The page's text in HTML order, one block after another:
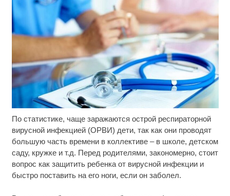
По статистике, чаще заражаются острой респираторной
вирусной инфекцией (ОРВИ) дети, так как они проводят
большую часть времени в коллективе – в школе, детском
саду, кружке и т.д. Перед родителями, закономерно, стоит
вопрос как защитить ребенка от вирусной инфекции и
быстро поставить на его ноги, если он заболел.
i
Ролик длится несколько секунд, а смеяться вы
будете долго
i
Скрытая камера на пляже Крыма: Что люди
вытворяют, когда их не видят...
Ролик длится пару секунд, но вы будете в шоке